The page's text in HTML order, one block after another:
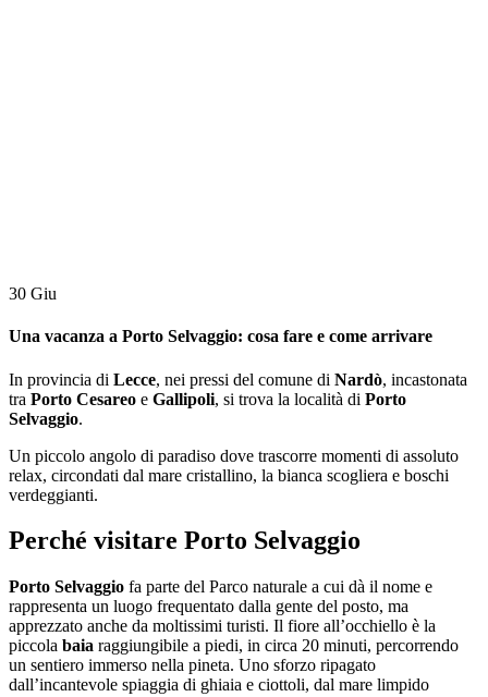
30 Giu
Una vacanza a Porto Selvaggio: cosa fare e come arrivare
In provincia di Lecce, nei pressi del comune di Nardò, incastonata
tra Porto Cesareo e Gallipoli, si trova la località di Porto
Selvaggio.
Un piccolo angolo di paradiso dove trascorre momenti di assoluto
relax, circondati dal mare cristallino, la bianca scogliera e boschi
verdeggianti.
Perché visitare Porto Selvaggio
Porto Selvaggio fa parte del Parco naturale a cui dà il nome e
rappresenta un luogo frequentato dalla gente del posto, ma
apprezzato anche da moltissimi turisti. Il fiore all’occhiello è la
piccola baia raggiungibile a piedi, in circa 20 minuti, percorrendo
un sentiero immerso nella pineta. Uno sforzo ripagato
dall’incantevole spiaggia di ghiaia e ciottoli, dal mare limpido